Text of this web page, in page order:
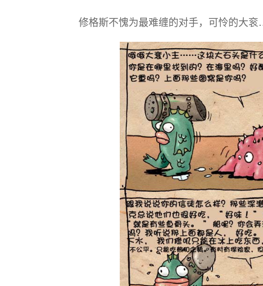
修格斯不愧为最难缠的对手，可怜的大